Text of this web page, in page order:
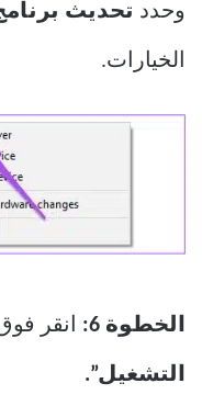
وحدد تحديث
الخيارات.
الخطوة 6: انقر
التشغيل”.